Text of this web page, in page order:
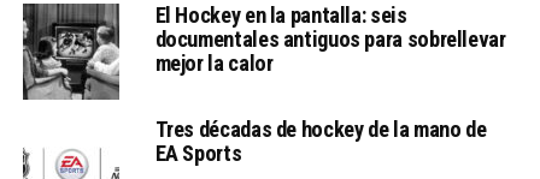
El Hockey en la pantalla: seis
documentales antiguos para sobrellevar
mejor la calor
Tres décadas de hockey de la mano de
EA Sports